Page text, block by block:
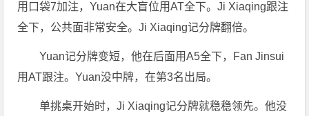
用口袋7加注，Yuan在大盲位用AT全下。Ji Xiaqing跟注
全下，公共面非常安全。Ji Xiaqing记分牌翻倍。
Yuan记分牌变短，他在后面用A5全下，Fan Jinsui
用AT跟注。Yuan没中牌，在第3名出局。
单挑桌开始时，Ji Xiaqing记分牌就稳稳领先。他没